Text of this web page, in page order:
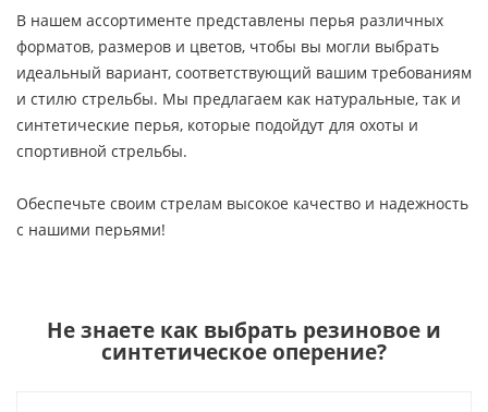
В нашем ассортименте представлены перья различных
форматов, размеров и цветов, чтобы вы могли выбрать
идеальный вариант, соответствующий вашим требованиям
и стилю стрельбы. Мы предлагаем как натуральные, так и
синтетические перья, которые подойдут для охоты и
спортивной стрельбы.
Обеспечьте своим стрелам высокое качество и надежность
с нашими перьями!
Не знаете как выбрать резиновое и
синтетическое оперение?